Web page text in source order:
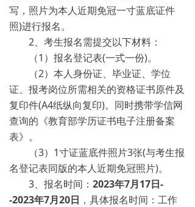
写，照片为本人近期免冠一寸蓝底证件
照)进行报名。
2、考生报名需提交以下材料：
（1）报名登记表(一式一份)。
（2）本人身份证、毕业证、学位
证、报考岗位所需相关的资格证书原件及
复印件(A4纸纵向复印)。同时携带学信网
查询的《教育部学历证书电子注册备案
表》。
（3）1寸证蓝底件照片3张(与考生报
名登记表同版的本人近期免冠照片)。
3、报名时间： 2023年7月17日-
-2023年7月20日 ，具体报名时间：工作